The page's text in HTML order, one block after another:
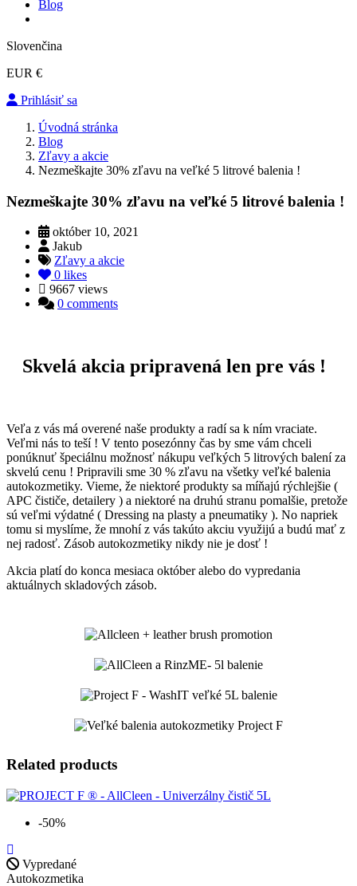
Blog
Slovenčina
EUR €
Prihlásiť sa
Úvodná stránka
Blog
Zľavy a akcie
Nezmeškajte 30% zľavu na veľké 5 litrové balenia !
Nezmeškajte 30% zľavu na veľké 5 litrové balenia !
október 10, 2021
Jakub
Zľavy a akcie
0 likes
9667 views
0 comments
Skvelá akcia pripravená len pre vás !
Veľa z vás má overené naše produkty a radí sa k ním vraciate.
Veľmi nás to teší ! V tento posezónny čas by sme vám chceli
ponúknuť špeciálnu možnosť nákupu veľkých 5 litrových balení za
skvelú cenu ! Pripravili sme 30 % zľavu na všetky veľké balenia
autokozmetiky. Vieme, že niektoré produkty sa míňajú rýchlejšie (
APC čističe, detailery ) a niektoré na druhú stranu pomalšie, pretože
sú veľmi výdatné ( Dressing na plasty a pneumatiky ). No napriek
tomu si myslíme, že mnohí z vás takúto akciu využijú a budú mať z
nej radosť. Zásob autokozmetiky nikdy nie je dosť !
Akcia platí do konca mesiaca október alebo do vypredania
aktuálnych skladových zásob.
Related products
-50%
Vypredané
Autokozmetika